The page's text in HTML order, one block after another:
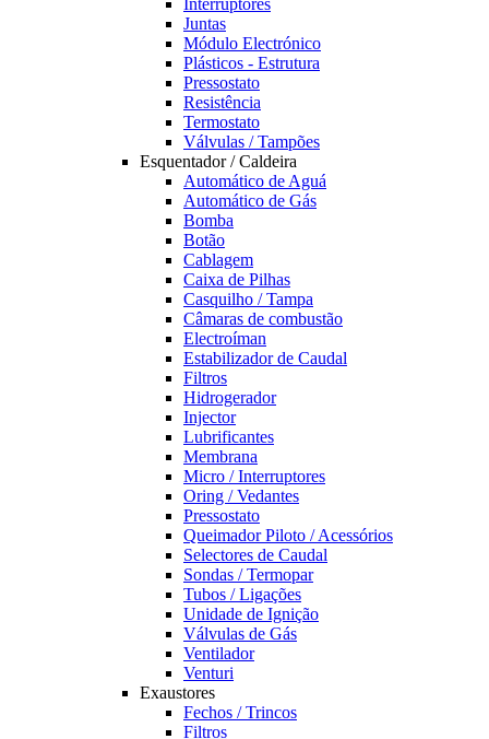
Interruptores
Juntas
Módulo Electrónico
Plásticos - Estrutura
Pressostato
Resistência
Termostato
Válvulas / Tampões
Esquentador / Caldeira
Automático de Aguá
Automático de Gás
Bomba
Botão
Cablagem
Caixa de Pilhas
Casquilho / Tampa
Câmaras de combustão
Electroíman
Estabilizador de Caudal
Filtros
Hidrogerador
Injector
Lubrificantes
Membrana
Micro / Interruptores
Oring / Vedantes
Pressostato
Queimador Piloto / Acessórios
Selectores de Caudal
Sondas / Termopar
Tubos / Ligações
Unidade de Ignição
Válvulas de Gás
Ventilador
Venturi
Exaustores
Fechos / Trincos
Filtros